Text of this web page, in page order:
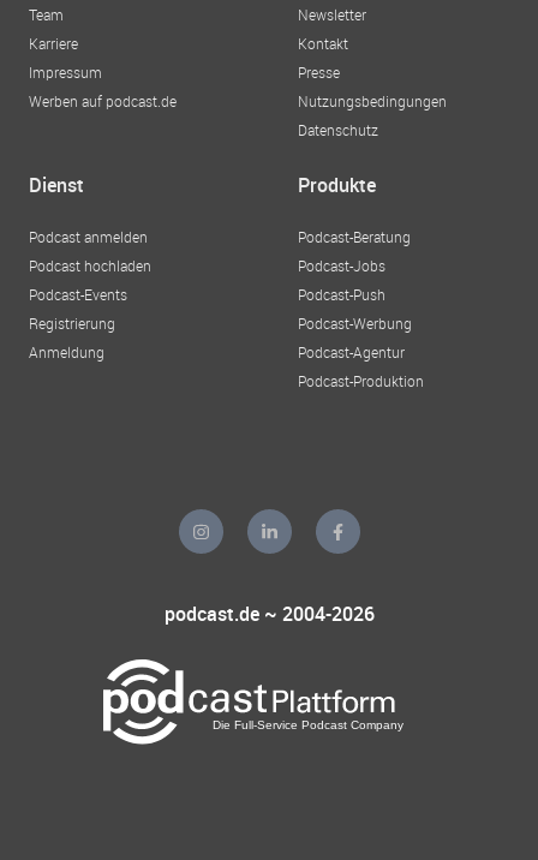
Team
Karriere
Impressum
Werben auf podcast.de
Newsletter
Kontakt
Presse
Nutzungsbedingungen
Datenschutz
Dienst
Podcast anmelden
Podcast hochladen
Podcast-Events
Registrierung
Anmeldung
Produkte
Podcast-Beratung
Podcast-Jobs
Podcast-Push
Podcast-Werbung
Podcast-Agentur
Podcast-Produktion
podcast.de ~ 2004-2026